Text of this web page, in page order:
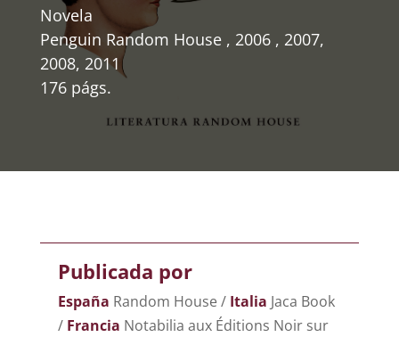
Novela
Penguin Random House , 2006 , 2007,
2008, 2011
176 págs.
Publicada por
España Random House / Italia Jaca Book
/ Francia Notabilia aux Éditions Noir sur